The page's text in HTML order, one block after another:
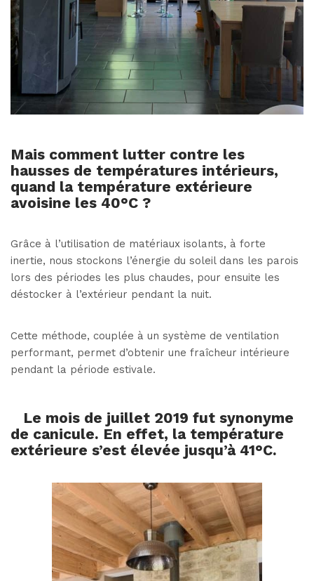
Mais comment lutter contre les
hausses de températures intérieurs,
quand la température extérieure
avoisine les 40°C ?
Grâce à l’utilisation de matériaux isolants, à forte
inertie, nous stockons l’énergie du soleil dans les parois
lors des périodes les plus chaudes, pour ensuite les
déstocker à l’extérieur pendant la nuit.
Cette méthode, couplée à un système de ventilation
performant, permet d’obtenir une fraîcheur intérieure
pendant la période estivale.
Le mois de juillet 2019 fut synonyme
de canicule. En effet, la température
extérieure s’est élevée jusqu’à 41°C.